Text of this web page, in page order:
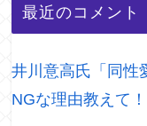
最近のコメント
井川意高氏「同性
NGな理由教えて！